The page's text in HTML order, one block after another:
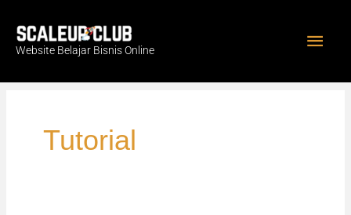
content
Website Belajar Bisnis Online
Main
Tutorial